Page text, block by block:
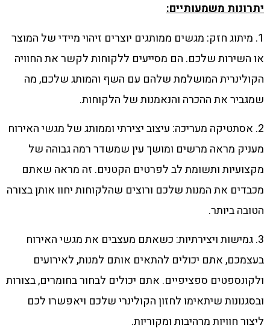
יתרונות משמעותיים:
1. מיתוג חזק: מגשים ממותגים יוצרים זיהוי מיידי של המוצר
או השירות שלכם. הם מסייעים ללקוחות לקשר את החוויה
הקולינרית המושלמת שלהם עם השף והמותג שלכם, מה
שמגביר את ההכרה והנאמנות של הלקוחות.
2. אסתטיקה מעריכה: עיצוב יצירתי וממותג של מגשי האירוח
מעניק מראה מרשים ומושך עין שמשדר רמה גבוהה של
מקצועיות ותשומת לב לפרטים הקטנים. זה מראה שאתם
מכבדים את המנות שלכם ורוצים שהלקוחות יחוו אותן בצורה
הטובה ביותר.
3. גמישות ויצירתיות: כשאתם מעצבים את מגשי האירוח
בעצמכם, אתם יכולים להתאים אותם למנות, לאירועים
ולקונספטים ספציפיים. אתם יכולים לבחור בחומרים, בצורות
ובסגנונות שיתאימו לחזון הקולינרי שלכם ויאפשרו לכם
ליצור חוויות מרהיבות ומקוריות.